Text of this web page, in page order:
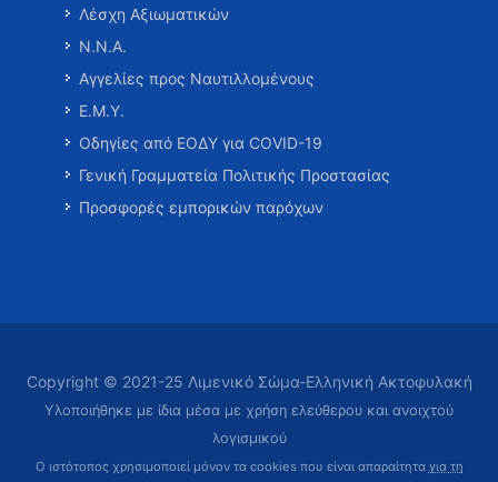
Λέσχη Αξιωματικών
Ν.Ν.Α.
Αγγελίες προς Ναυτιλλομένους
Ε.Μ.Υ.
Οδηγίες από ΕΟΔΥ για COVID-19
Γενική Γραμματεία Πολιτικής Προστασίας
Προσφορές εμπορικών παρόχων
Copyright © 2021-25 Λιμενικό Σώμα-Ελληνική Ακτοφυλακή
Υλοποιήθηκε με ίδια μέσα με χρήση ελεύθερου και ανοιχτού
λογισμικού
Ο ιστότοπος χρησιμοποιεί μόνον τα cookies που είναι απαραίτητα για τη